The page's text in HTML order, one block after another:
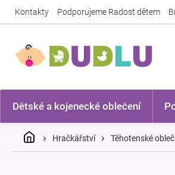
Kontakty Podporujeme Radost dětem
Dětské a kojenecké oblečení
DomůHračkářství Těhotenské